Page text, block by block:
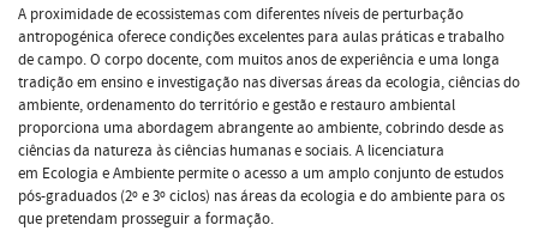
A proximidade de ecossistemas com diferentes níveis de perturbação
antropogénica oferece condições excelentes para aulas práticas e trabalho
de campo. O corpo docente, com muitos anos de experiência e uma longa
tradição em ensino e investigação nas diversas áreas da ecologia, ciências do
ambiente, ordenamento do território e gestão e restauro ambiental
proporciona uma abordagem abrangente ao ambiente, cobrindo desde as
ciências da natureza às ciências humanas e sociais. A licenciatura
em Ecologia e Ambiente permite o acesso a um amplo conjunto de estudos
pós-graduados (2º e 3º ciclos) nas áreas da ecologia e do ambiente para os
que pretendam prosseguir a formação.